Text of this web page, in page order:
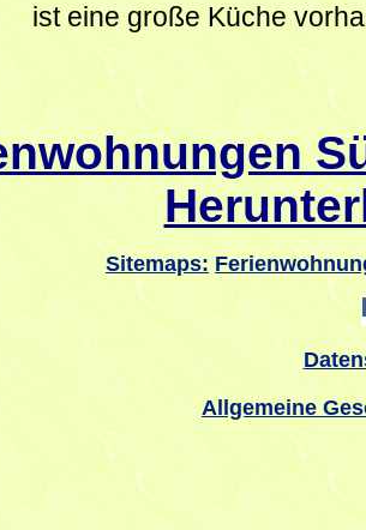
ist eine große Küche
Sitemaps:
Allgemeine